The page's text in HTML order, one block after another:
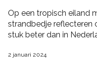
Op een tropisch eiland
strandbedje reflecteren
stuk beter dan in
fijn jaar aan rijke
2 januari 2024